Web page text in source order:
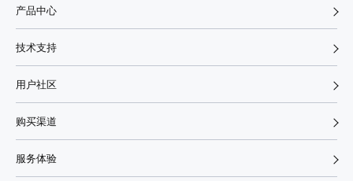
产品中心
技术支持
用户社区
购买渠道
服务体验